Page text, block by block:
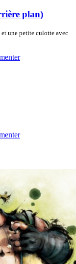
plan)
une petite culotte avec